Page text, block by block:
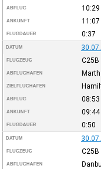
ABFLUG 10:29
ANKUNFT 11:07
FLUGDAUER 0:37
DATUM
FLUGZEUG C25B
ABFLUGHAFEN
ZIELFLUGHAFEN
ABFLUG 08:53
ANKUNFT 09:44
FLUGDAUER 0:50
DATUM
FLUGZEUG C25B
ABFLUGHAFEN